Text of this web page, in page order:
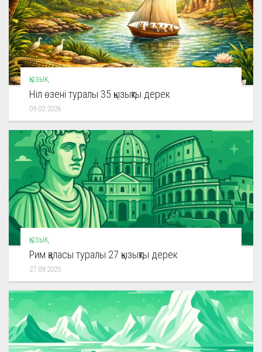
ҚЫЗЫҚ
Ніл өзені туралы 35 қызықты дерек
09.02.2026
ҚЫЗЫҚ
Рим қаласы туралы 27 қызықты дерек
27.09.2025